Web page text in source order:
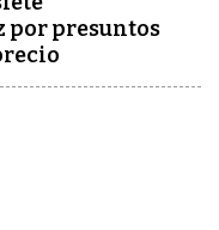
por presuntos